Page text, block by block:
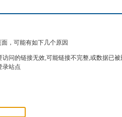
，可能有如下几个原因
问的链接无效,可能链接不完整,或数据已
录站点